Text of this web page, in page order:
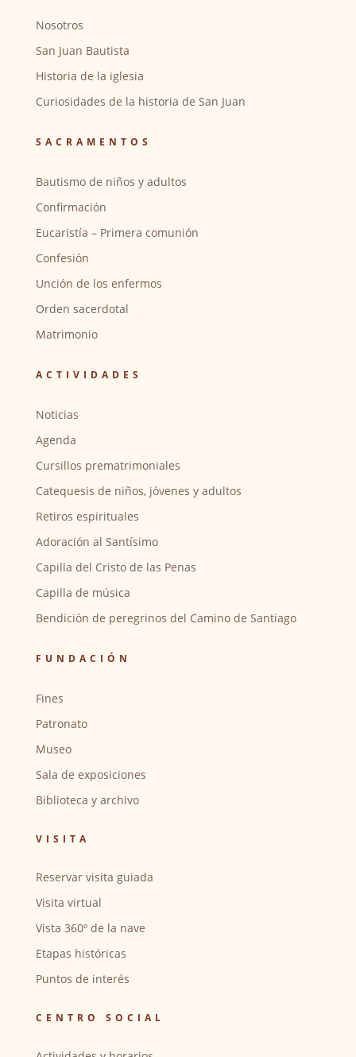
Nosotros
San Juan Bautista
Historia de la iglesia
Curiosidades de la historia de San Juan
SACRAMENTOS
Bautismo de niños y adultos
Confirmación
Eucaristía – Primera comunión
Confesión
Unción de los enfermos
Orden sacerdotal
Matrimonio
ACTIVIDADES
Noticias
Agenda
Cursillos prematrimoniales
Catequesis de niños, jóvenes y adultos
Retiros espirituales
Adoración al Santísimo
Capilla del Cristo de las Penas
Capilla de música
Bendición de peregrinos del Camino de Santiago
FUNDACIÓN
Fines
Patronato
Museo
Sala de exposiciones
Biblioteca y archivo
VISITA
Reservar visita guiada
Visita virtual
Vista 360º de la nave
Etapas históricas
Puntos de interés
CENTRO SOCIAL